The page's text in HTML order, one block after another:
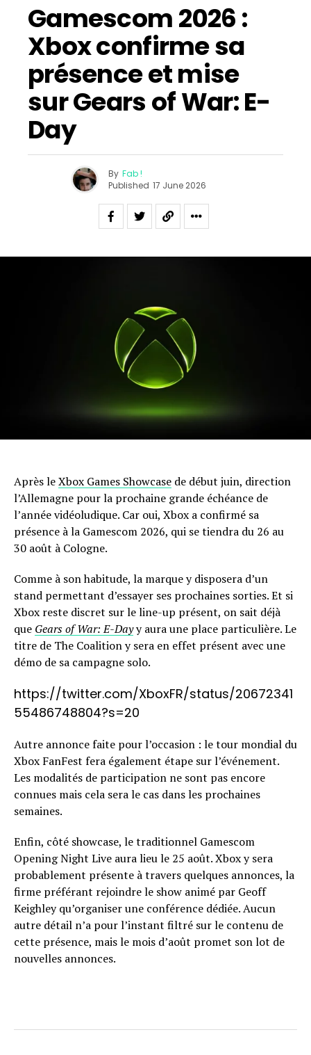
Gamescom 2026 :
Xbox confirme sa
présence et mise
sur Gears of War: E-
Day
By Fab !
Published 17 June 2026
Après leXbox Games Showcase de début juin, direction
l’Allemagne pour la prochaine grande échéance de
l’année vidéoludique. Car oui, Xbox a confirmé sa
présence à la Gamescom 2026, qui se tiendra du 26 au
30 août à Cologne.
Comme à son habitude, la marque y disposera d’un
stand permettant d’essayer ses prochaines sorties. Et si
Xbox reste discret sur le line-up présent, on sait déjà
que Gears of War: E-Dayy aura une place particulière. Le
titre de The Coalition y sera en effet présent avec une
démo de sa campagne solo.
https://twitter.com/XboxFR/status/20672341
55486748804?s=20
Autre annonce faite pour l’occasion : le tour mondial du
Xbox FanFest fera également étape sur l’événement.
Les modalités de participation ne sont pas encore
connues mais cela sera le cas dans les prochaines
semaines.
Enfin, côté showcase, le traditionnel Gamescom
Opening Night Live aura lieu le 25 août. Xbox y sera
probablement présente à travers quelques annonces, la
firme préférant rejoindre le show animé par Geoff
Keighley qu’organiser une conférence dédiée. Aucun
autre détail n’a pour l’instant filtré sur le contenu de
cette présence, mais le mois d’août promet son lot de
nouvelles annonces.